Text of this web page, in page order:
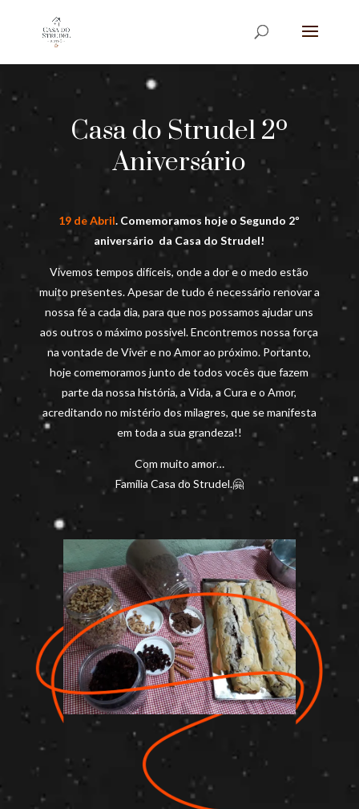
Casa do Strudel 2º
Aniversário
19 de Abril. Comemoramos hoje o Segundo 2º
aniversário da Casa do Strudel!
Vivemos tempos difíceis, onde a dor e o medo estão
muito presentes. Apesar de tudo é necessário renovar a
nossa fé a cada dia, para que nos possamos ajudar uns
aos outros o máximo possivel. Encontremos nossa força
na vontade de Viver e no Amor ao próximo. Portanto,
hoje comemoramos junto de todos vocês que fazem
parte da nossa história, a Vida, a Cura e o Amor,
acreditando no mistério dos milagres, que se manifesta
em toda a sua grandeza!!
Com muito amor…
Família Casa do Strudel.🤗